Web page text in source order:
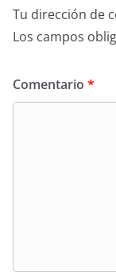
Tu dirección de
Los campos
Comentario *